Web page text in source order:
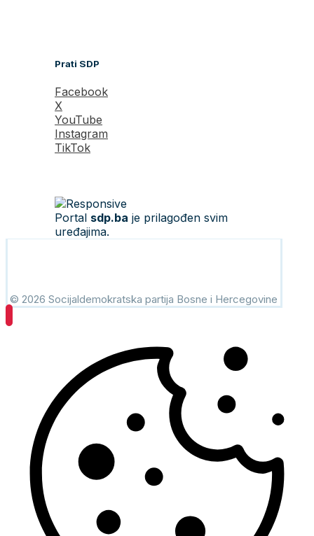
Prati SDP
Facebook
X
YouTube
Instagram
TikTok
Portal sdp.ba je prilagođen svim
uređajima.
© 2026 Socijaldemokratska partija Bosne i Hercegovine